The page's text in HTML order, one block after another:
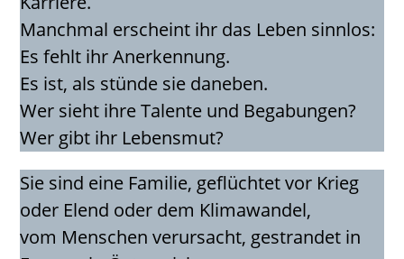
Manchmal erscheint ihr das Leben sinnlos:
Es fehlt ihr Anerkennung.
Es ist, als stünde sie daneben.
Wer sieht ihre Talente und Begabungen?
Wer gibt ihr Lebensmut?
Sie sind eine Familie, geflüchtet vor Krieg
oder Elend oder dem Klimawandel,
vom Menschen verursacht, gestrandet in